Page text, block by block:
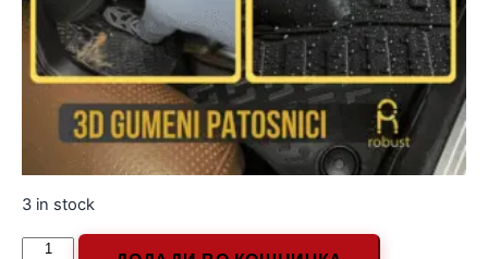
3 in stock